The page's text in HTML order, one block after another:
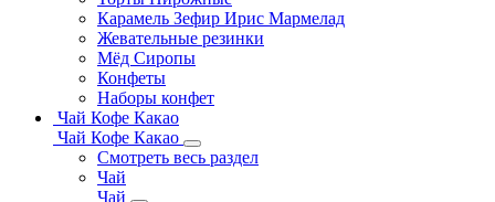
Карамель Зефир Ирис Мармелад
Жевательные резинки
Мёд Сиропы
Конфеты
Наборы конфет
Чай Кофе Какао
Чай Кофе Какао
Смотреть весь раздел
Чай
Чай